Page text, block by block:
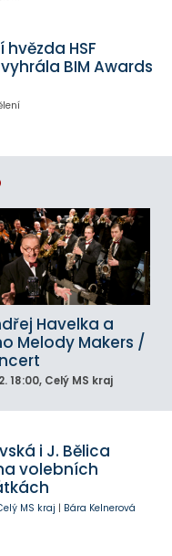
HSF
BIM Awards
Havelka a
Melody Makers /
18:00, Celý MS kraj
i J. Bělica
volebních
MS kraj | Bára Kelnerová